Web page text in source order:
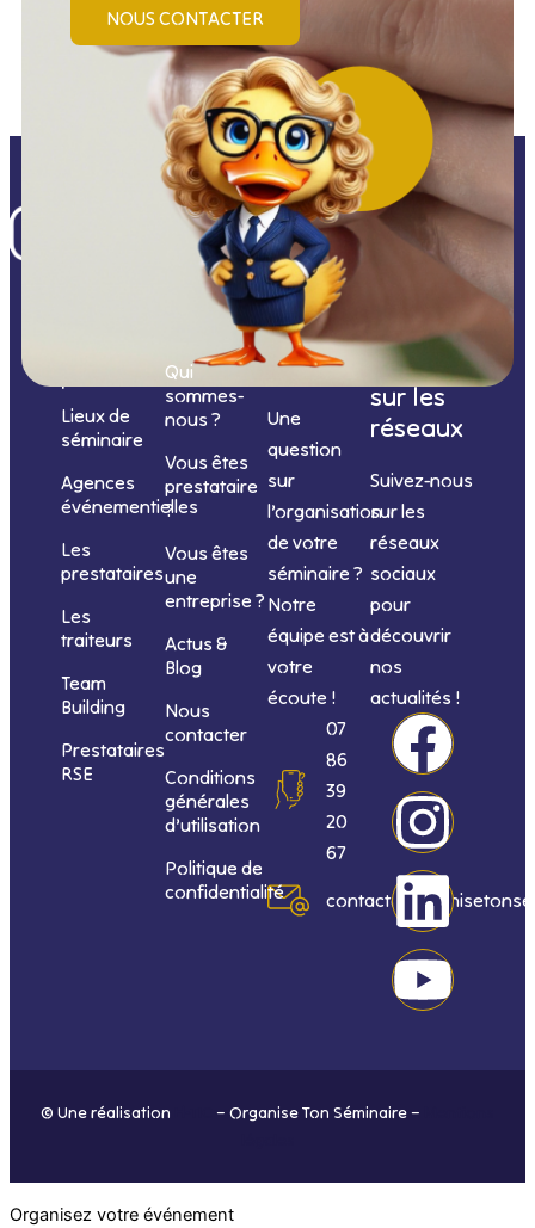
NOUS CONTACTER
prestations
Lieux de
séminaire
Agences
événementielles
Les
prestataires
Les
traiteurs
Team
Building
Prestataires
RSE
Informations
Qui
sommes-
nous ?
Vous êtes
prestataire
?
Vous êtes
une
entreprise ?
Actus &
Blog
Nous
contacter
Conditions
générales
d’utilisation
Politique de
confidentialité
Nous
contacter
Une
question
sur
l’organisation
de votre
séminaire ?
Notre
équipe est à
votre
écoute !
07
86
39
20
67
Nous
suivre
sur les
réseaux
Suivez-nous
sur les
réseaux
sociaux
pour
découvrir
nos
actualités !
F
a
c
e
b
I
n
s
t
a
L
i
n
k
e
Y
o
u
t
u
© Une réalisation – Organise Ton Séminaire –
Organisez votre événement